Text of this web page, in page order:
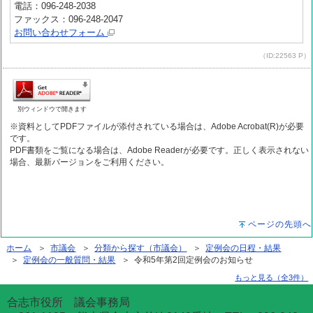
電話：096-248-2038
ファックス：096-248-2047
お問い合わせフォーム
（ID:22563 P）
別ウィンドウで開きます
※資料としてPDFファイルが添付されている場合は、Adobe Acrobat(R)が必要
です。
PDF書類をご覧になる場合は、Adobe Readerが必要です。正しく表示されない
場合、最新バージョンをご利用ください。
ページの先頭へ
ホーム ＞市議会 ＞分類から探す（市議会） ＞ 定例会の日程・結果
＞ 定例会の一般質問・結果 ＞ 令和5年第2回定例会のお知らせ
もっと見る（全3件）
合志市役所 議会事務局